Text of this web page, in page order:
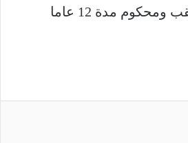
أيضا في سجن النقب ومحكوم مدة 12 عاما